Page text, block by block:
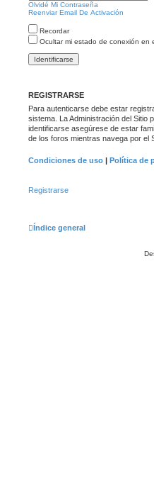
Olvidé Mi Contraseña
Reenviar Email De Activación
Recordar
Ocultar mi estado de conexión en
REGISTRARSE
Para autenticarse debe estar
sistema. La Administración del Sitio
identificarse asegúrese de estar
de los foros mientras navega por el
Condiciones de uso | Política de
Registrarse
Índice general